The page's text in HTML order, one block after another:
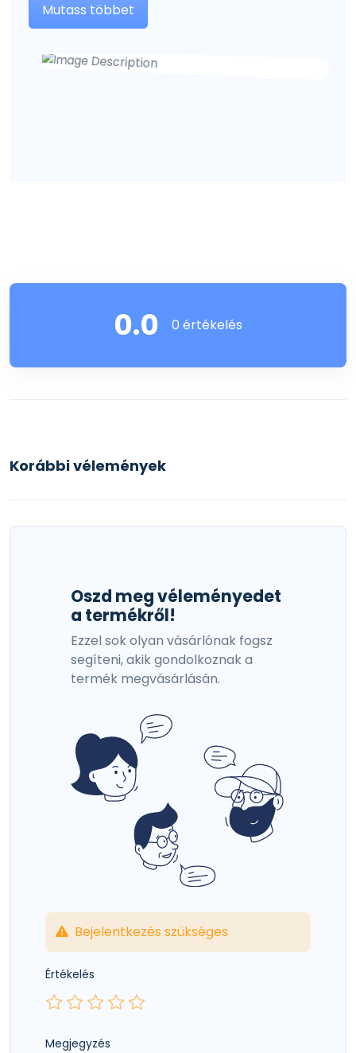
Mutass többet
0.0 0 értékelés
Korábbi vélemények
Oszd meg véleményedet
a termékről!
Ezzel sok olyan vásárlónak fogsz
segíteni, akik gondolkoznak a
termék megvásárlásán.
Bejelentkezés szükséges
Értékelés
Megjegyzés